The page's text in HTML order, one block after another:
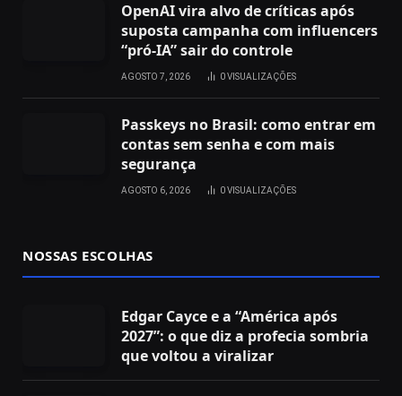
OpenAI vira alvo de críticas após
suposta campanha com influencers
“pró-IA” sair do controle
AGOSTO 7, 2026 0VISUALIZAÇÕES
Passkeys no Brasil: como entrar em
contas sem senha e com mais
segurança
AGOSTO 6, 2026 0VISUALIZAÇÕES
NOSSAS ESCOLHAS
Edgar Cayce e a “América após
2027”: o que diz a profecia sombria
que voltou a viralizar